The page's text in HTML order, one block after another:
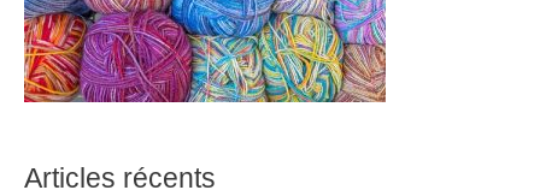
Articles récents